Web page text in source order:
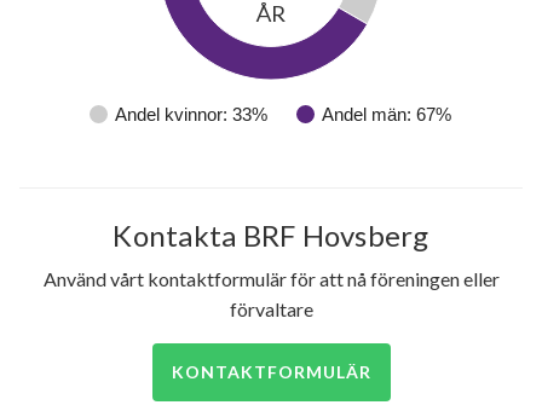
Andel kvinnor: 33% Andel män: 67%
ÅR
Kontakta BRF Hovsberg
Använd vårt kontaktformulär för att nå föreningen eller
förvaltare
KONTAKTFORMULÄR